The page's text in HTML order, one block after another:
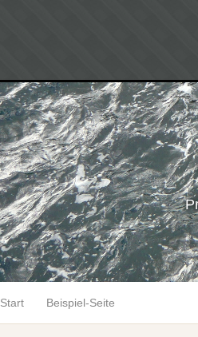
Start Beispiel-Seite